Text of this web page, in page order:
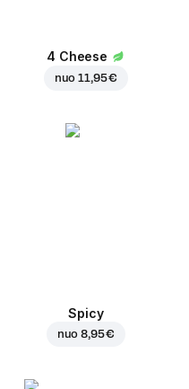
4 Cheese
nuo11,95 €
Spicy
nuo8,95 €